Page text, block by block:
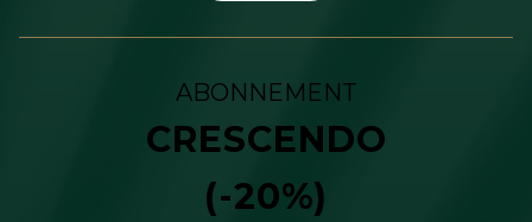
ABONNEMENT
CRESCENDO
(-20%)